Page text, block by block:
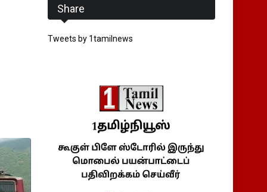
Share
Tweets by 1tamilnews